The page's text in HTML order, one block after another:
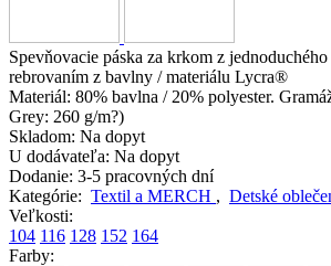
Spevňovacie páska za krkom z
rebrovaním z bavlny / materiálu Lycra®
Materiál: 80% bavlna / 20% polyester.
Grey: 260 g/m?)
Skladom: Na dopyt
U dodávateľa: Na dopyt
Dodanie: 3-5 pracovných dní
Kategórie: Textil a MERCH , Detské
Veľkosti:
104 116 128 152 164
Farby: